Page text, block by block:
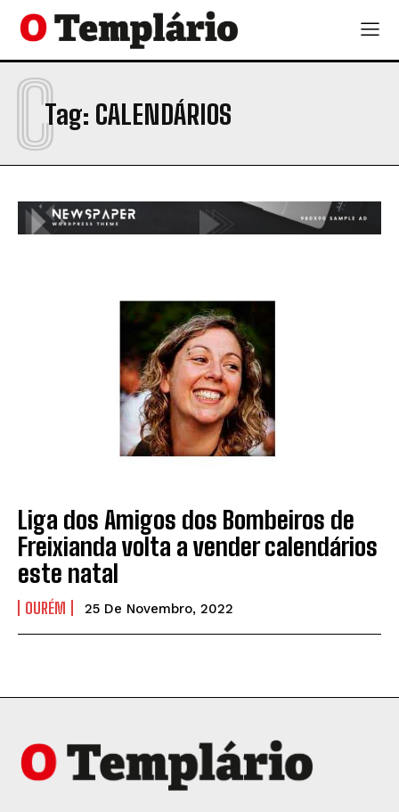
Tag: CALENDÁRIOS
C
Liga dos Amigos dos Bombeiros de
Freixianda volta a vender calendários
este natal
OURÉM 25 De Novembro, 2022